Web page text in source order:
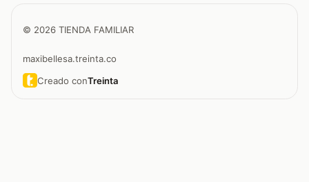
© 2026 TIENDA FAMILIAR
maxibellesa.treinta.co
Creado conTreinta